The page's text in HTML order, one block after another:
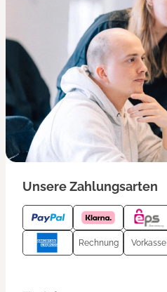
Unsere Zahlungsarten
Rechnung Vorkasse